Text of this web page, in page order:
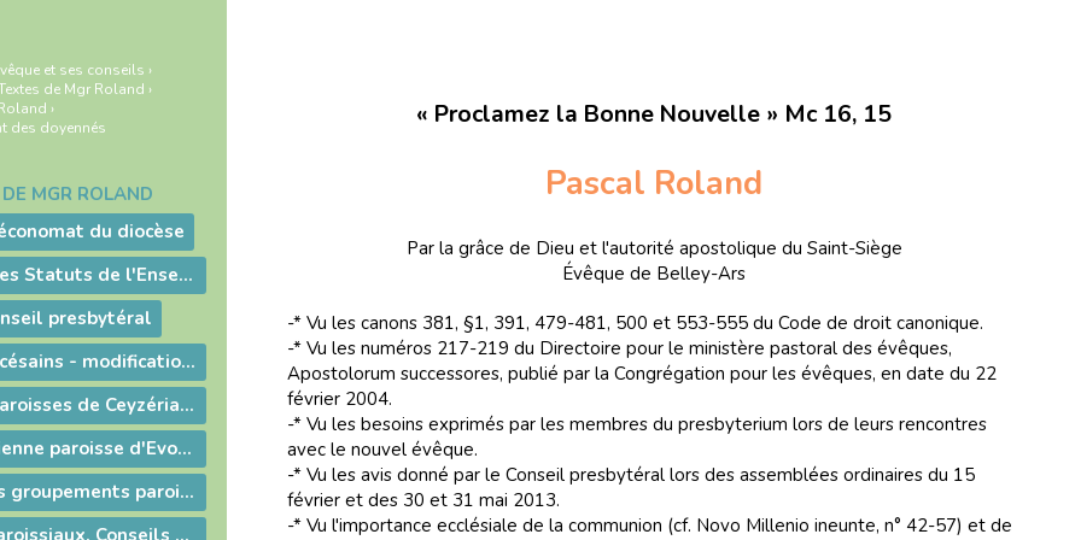
« Proclamez la Bonne Nouvelle » Mc 16, 15
Pascal Roland
Par la grâce de Dieu et l'autorité apostolique du Saint-Siège
Évêque de Belley-Ars
-* Vu les canons 381, §1, 391, 479-481, 500 et 553-555 du Code de droit canonique.
-* Vu les numéros 217-219 du Directoire pour le ministère pastoral des évêques,
Apostolorum successores, publié par la Congrégation pour les évêques, en date du 22
février 2004.
-* Vu les besoins exprimés par les membres du presbyterium lors de leurs rencontres
avec le nouvel évêque.
-* Vu les avis donné par le Conseil presbytéral lors des assemblées ordinaires du 15
février et des 30 et 31 mai 2013.
-* Vu l'importance ecclésiale de la communion (cf. Novo Millenio ineunte, n° 42-57) et de
et ses conseils ›
de Mgr Roland ›
›
des doyennés
MGR ROLAND
du diocèse
Promulgation des Statuts de l'Enseignement catholique
presbytéral
Pèlerinages diocésains - modifications
Décret sur les paroisses de Ceyzériat-Revonnas
Décret sur l'ancienne paroisse d'Evosges
Constitution des groupements paroissiaux
Groupements paroissiaux, Conseils paroissiaux, Changement de curés, Pastorale des sacrements et des funérailles